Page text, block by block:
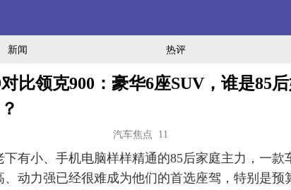
新闻 热评
比领克900：豪华6座SUV，谁是85
汽车焦点 11
下有小、手机电脑样样精通的85后家庭主力，一款
、动力强已经很难成为他们的首选座驾，特别是预